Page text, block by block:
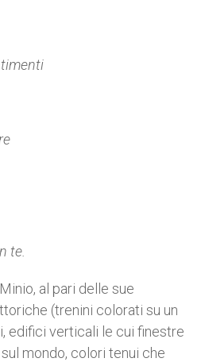
te.
al pari delle sue
(trenini colorati su un
edifici verticali le cui finestre
mondo, colori tenui che